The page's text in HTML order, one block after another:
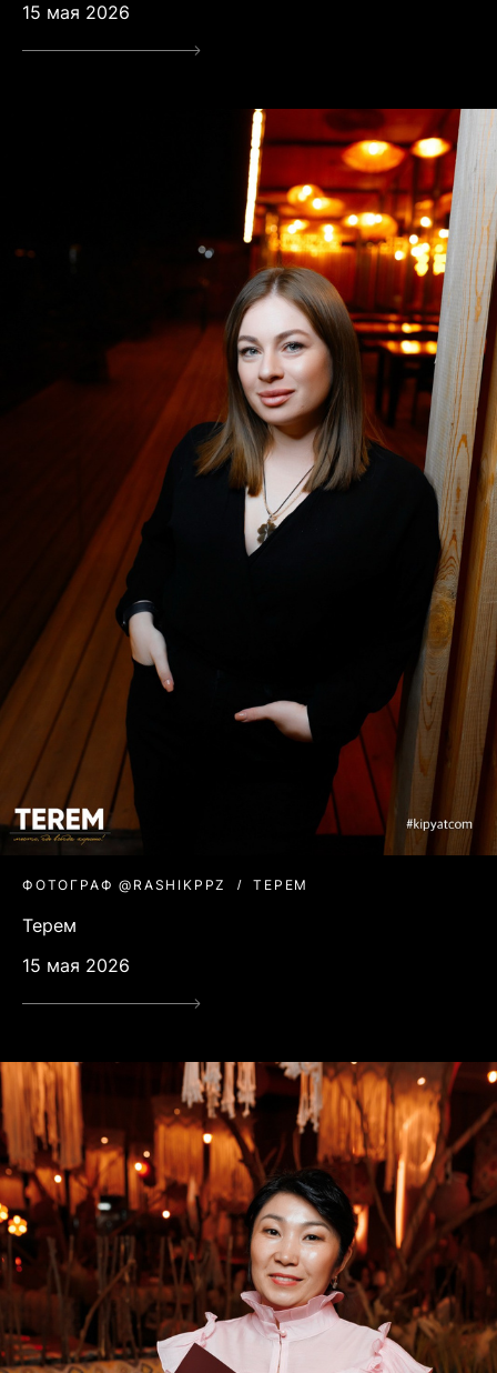
15 мая 2026
ФОТОГРАФ @RASHIKPPZ ТЕРЕМ
Терем
15 мая 2026